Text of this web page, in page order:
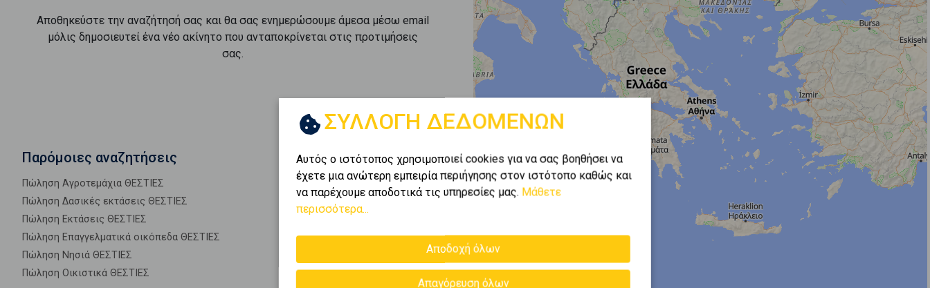
Αποθηκεύστε την αναζήτησή σας και θα σας ενημερώσουμε άμεσα μέσω email
μόλις δημοσιευτεί ένα νέο ακίνητο που ανταποκρίνεται στις προτιμήσεις
σας.
Παρόμοιες αναζητήσεις
Πώληση Αγροτεμάχια ΘΕΣΤΙΕΣ
Πώληση Δασικές εκτάσεις ΘΕΣΤΙΕΣ
Πώληση Εκτάσεις ΘΕΣΤΙΕΣ
Πώληση Επαγγελματικά οικόπεδα ΘΕΣΤΙΕΣ
Πώληση Νησιά ΘΕΣΤΙΕΣ
Πώληση Οικιστικά ΘΕΣΤΙΕΣ
ΣΥΛΛΟΓΗ ΔΕΔΟΜΕΝΩΝ
Αυτός ο ιστότοπος χρησιμοποιεί cookies για να σας βοηθήσει να
έχετε μια ανώτερη εμπειρία περιήγησης στον ιστότοπο καθώς και
να παρέχουμε αποδοτικά τις υπηρεσίες μας. Μάθετε
περισσότερα...
Αποδοχή όλων
Απαγόρευση όλων